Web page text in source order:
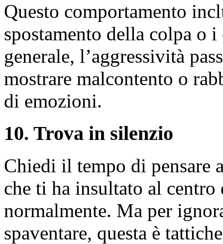
Questo comportamento
spostamento della colpa o
generale, l’aggressività
mostrare malcontento o
di emozioni.
10. Trova in silenzio
Chiedi il tempo di pensare
che ti ha insultato al
normalmente. Ma per
spaventare, questa è